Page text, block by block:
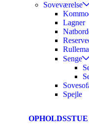
Soveværelse
Lagner
Senge
Spejle
OPHOLDSSTUE